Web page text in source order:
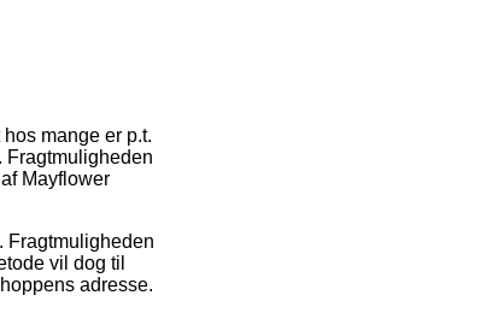
mange er p.t.
Fragtmuligheden
Mayflower
Fragtmuligheden
vil dog til
adresse.